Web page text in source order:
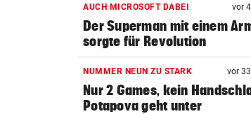
AUCH MICROSOFT DABEI vor
Der Superman mit einem
sorgte für Revolution
NUMMER NEUN ZU STARK vor
Nur 2 Games, kein
Potapova geht unter